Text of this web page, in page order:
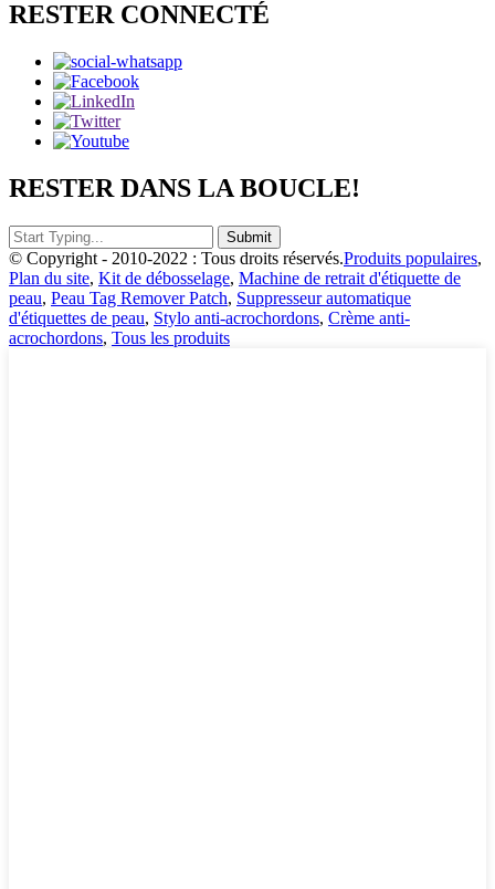
RESTER CONNECTÉ
RESTER DANS LA BOUCLE!
© Copyright - 2010-2022 : Tous droits réservés.Produits populaires,
Plan du site, Kit de débosselage, Machine de retrait d'étiquette de
peau, Peau Tag Remover Patch, Suppresseur automatique
d'étiquettes de peau, Stylo anti-acrochordons, Crème anti-
acrochordons, Tous les produits